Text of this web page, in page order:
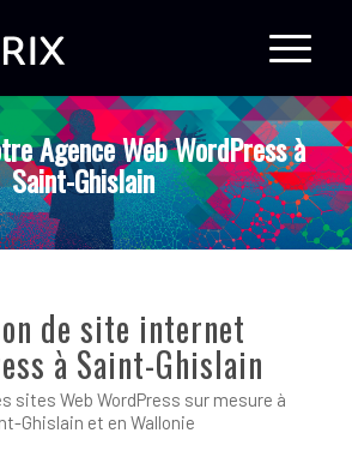
Agence Web WordPress à
Saint-Ghislain
de site internet
à Saint-Ghislain
sites Web WordPress sur mesure à
Ghislain et en Wallonie